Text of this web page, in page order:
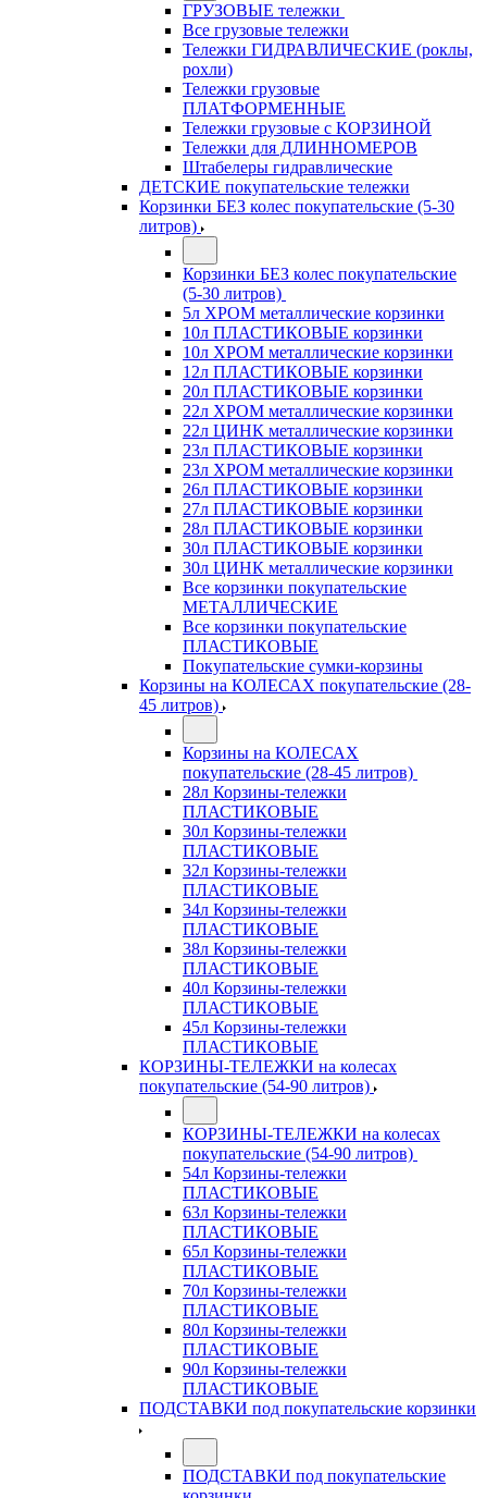
ГРУЗОВЫЕ тележки
Все грузовые тележки
Тележки ГИДРАВЛИЧЕСКИЕ (роклы,
рохли)
Тележки грузовые
ПЛАТФОРМЕННЫЕ
Тележки грузовые с КОРЗИНОЙ
Тележки для ДЛИННОМЕРОВ
Штабелеры гидравлические
ДЕТСКИЕ покупательские тележки
Корзинки БЕЗ колес покупательские (5-30
литров)
Корзинки БЕЗ колес покупательские
(5-30 литров)
5л ХРОМ металлические корзинки
10л ПЛАСТИКОВЫЕ корзинки
10л ХРОМ металлические корзинки
12л ПЛАСТИКОВЫЕ корзинки
20л ПЛАСТИКОВЫЕ корзинки
22л ХРОМ металлические корзинки
22л ЦИНК металлические корзинки
23л ПЛАСТИКОВЫЕ корзинки
23л ХРОМ металлические корзинки
26л ПЛАСТИКОВЫЕ корзинки
27л ПЛАСТИКОВЫЕ корзинки
28л ПЛАСТИКОВЫЕ корзинки
30л ПЛАСТИКОВЫЕ корзинки
30л ЦИНК металлические корзинки
Все корзинки покупательские
МЕТАЛЛИЧЕСКИЕ
Все корзинки покупательские
ПЛАСТИКОВЫЕ
Покупательские сумки-корзины
Корзины на КОЛЕСАХ покупательские (28-
45 литров)
Корзины на КОЛЕСАХ
покупательские (28-45 литров)
28л Корзины-тележки
ПЛАСТИКОВЫЕ
30л Корзины-тележки
ПЛАСТИКОВЫЕ
32л Корзины-тележки
ПЛАСТИКОВЫЕ
34л Корзины-тележки
ПЛАСТИКОВЫЕ
38л Корзины-тележки
ПЛАСТИКОВЫЕ
40л Корзины-тележки
ПЛАСТИКОВЫЕ
45л Корзины-тележки
ПЛАСТИКОВЫЕ
КОРЗИНЫ-ТЕЛЕЖКИ на колесах
покупательские (54-90 литров)
КОРЗИНЫ-ТЕЛЕЖКИ на колесах
покупательские (54-90 литров)
54л Корзины-тележки
ПЛАСТИКОВЫЕ
63л Корзины-тележки
ПЛАСТИКОВЫЕ
65л Корзины-тележки
ПЛАСТИКОВЫЕ
70л Корзины-тележки
ПЛАСТИКОВЫЕ
80л Корзины-тележки
ПЛАСТИКОВЫЕ
90л Корзины-тележки
ПЛАСТИКОВЫЕ
ПОДСТАВКИ под покупательские корзинки
ПОДСТАВКИ под покупательские